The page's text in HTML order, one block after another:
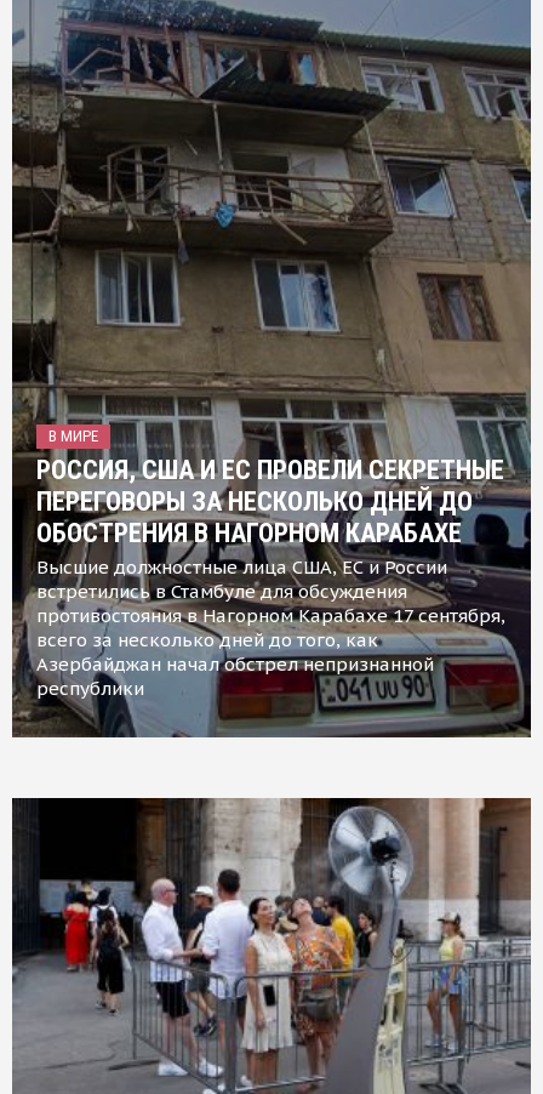
В МИРЕ
РОССИЯ, США И ЕС ПРОВЕЛИ СЕКРЕТНЫЕ
ПЕРЕГОВОРЫ ЗА НЕСКОЛЬКО ДНЕЙ ДО
ОБОСТРЕНИЯ В НАГОРНОМ КАРАБАХЕ
Высшие должностные лица США, ЕС и России
встретились в Стамбуле для обсуждения
противостояния в Нагорном Карабахе 17 сентября,
всего за несколько дней до того, как
Азербайджан начал обстрел непризнанной
республики